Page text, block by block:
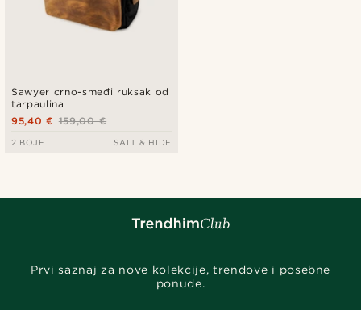
Sawyer crno-smeđi ruksak od
tarpaulina
159,00 €
95,40 €
2 BOJE SALT & HIDE
Prvi saznaj za nove kolekcije, trendove i posebne
ponude.